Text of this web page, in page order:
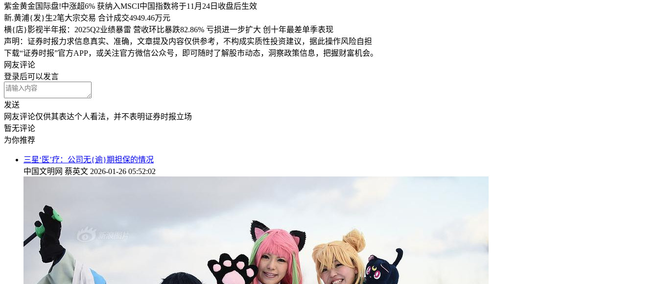
紫金黄金国际盘!中涨超6% 获纳入MSCI中国指数将于11月24日收盘后生效
新.黄浦{发}生2笔大宗交易 合计成交4949.46万元
横{店}影视半年报：2025Q2业绩暴雷 营收环比暴跌82.86% 亏损进一步扩大 创十年最差单季表现
声明：证券时报力求信息真实、准确，文章提及内容仅供参考，不构成实质性投资建议，据此操作风险自担
下载“证券时报”官方APP，或关注官方微信公众号，即可随时了解股市动态，洞察政策信息，把握财富机会。
网友评论
登录后可以发言
发送
网友评论仅供其表达个人看法，并不表明证券时报立场
暂无评论
为你推荐
三星‘医’疗：公司无{逾}期担保的情况
中国文明网 蔡英文 2026-01-26 05:52:02